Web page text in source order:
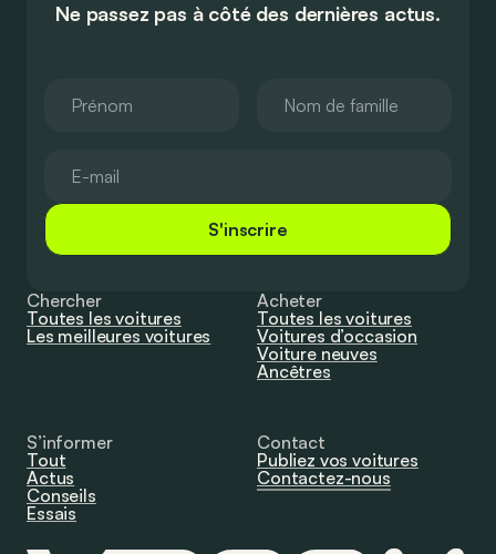
Ne passez pas à côté des dernières actus.
S'inscrire
Chercher
Toutes les voitures
Les meilleures voitures
Acheter
Toutes les voitures
Voitures d’occasion
Voiture neuves
Ancêtres
S’informer
Tout
Actus
Conseils
Essais
Contact
Publiez vos voitures
Contactez-nous